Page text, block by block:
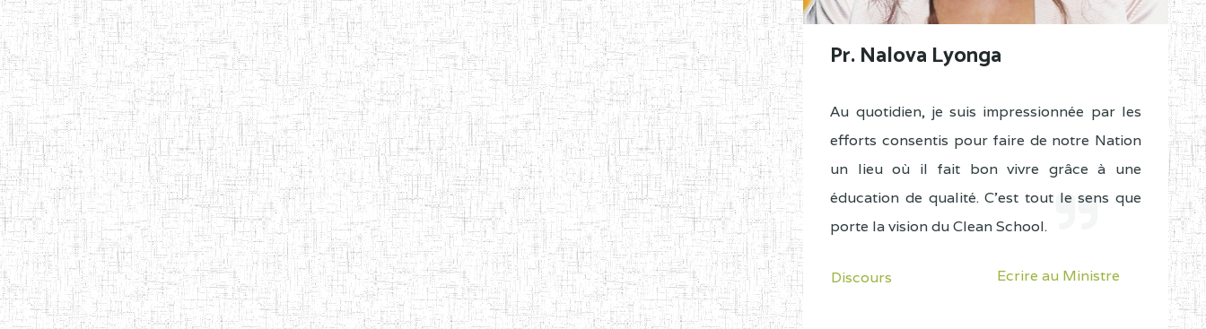
Pr. Nalova Lyonga
Au quotidien, je suis impressionnée par les
efforts consentis pour faire de notre Nation
un lieu où il fait bon vivre grâce à une
éducation de qualité. C'est tout le sens que
porte la vision du Clean School.
Discours Ecrire au Ministre